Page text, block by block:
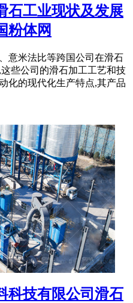
石工业现状及发展
粉体网
意米法比等跨国公司在滑石
些公司的滑石加工工艺和技
化的现代化生产特点,其产品
科技有限公司滑石